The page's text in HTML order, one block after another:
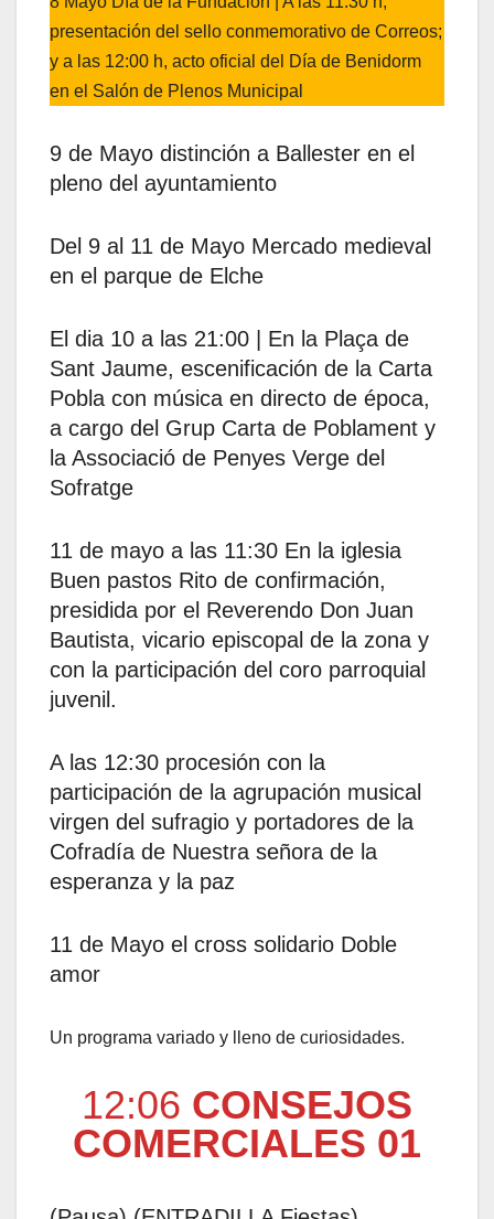
presentación del sello conmemorativo de Correos;
y a las 12:00 h, acto oficial del Día de Benidorm
en el Salón de Plenos Municipal
9 de Mayo distinción a Ballester en el
pleno del ayuntamiento
Del 9 al 11 de Mayo Mercado medieval
en el parque de Elche
El dia 10 a las 21:00 | En la Plaça de
Sant Jaume, escenificación de la Carta
Pobla con música en directo de época,
a cargo del Grup Carta de Poblament y
la Associació de Penyes Verge del
Sofratge
11 de mayo a las 11:30 En la iglesia
Buen pastos Rito de confirmación,
presidida por el Reverendo Don Juan
Bautista, vicario episcopal de la zona y
con la participación del coro parroquial
juvenil.
A las 12:30 procesión con la
participación de la agrupación musical
virgen del sufragio y portadores de la
Cofradía de Nuestra señora de la
esperanza y la paz
11 de Mayo el cross solidario Doble
amor
Un programa variado y lleno de curiosidades.
12:06 CONSEJOS
COMERCIALES 01